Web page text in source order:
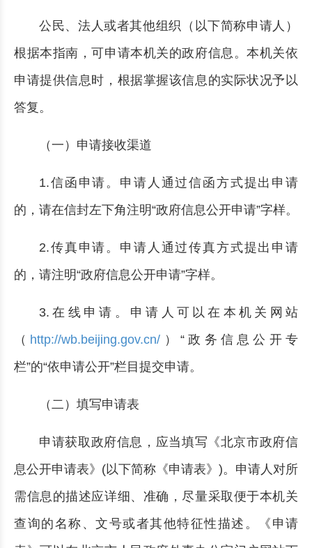
公民、法人或者其他组织（以下简称申请人）
根据本指南，可申请本机关的政府信息。本机关依
申请提供信息时，根据掌握该信息的实际状况予以
答复。
（一）申请接收渠道
1.信函申请。申请人通过信函方式提出申请
的，请在信封左下角注明“政府信息公开申请”字样。
2.传真申请。申请人通过传真方式提出申请
的，请注明“政府信息公开申请”字样。
3.在线申请。申请人可以在本机关网站
（ http://wb.beijing.gov.cn/ ）“政务信息公开专
栏”的“依申请公开”栏目提交申请。
（二）填写申请表
申请获取政府信息，应当填写《北京市政府信
息公开申请表》(以下简称《申请表》)。申请人对所
需信息的描述应详细、准确，尽量采取便于本机关
查询的名称、文号或者其他特征性描述。《申请